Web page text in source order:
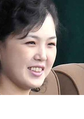
万面具游行活动引警民冲突